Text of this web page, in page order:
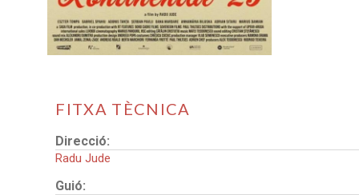
FITXA TÈCNICA
Direcció:
Radu Jude
Guió: